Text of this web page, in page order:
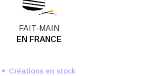
FAIT-MAIN
EN FRANCE
Créations en stock